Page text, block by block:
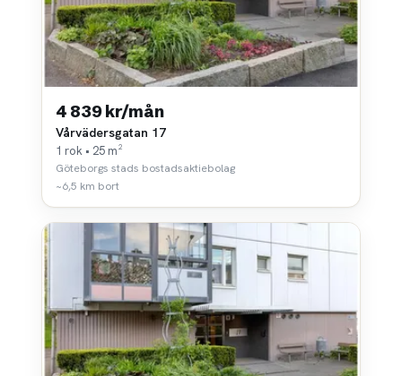
4 839 kr/mån
Vårvädersgatan 17
1 rok • 25 m²
Göteborgs stads bostadsaktiebolag
~6,5 km bort